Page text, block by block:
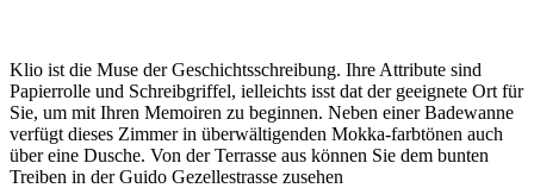
Klio ist die Muse der Geschichtsschreibung. Ihre Attribute sind
Papierrolle und Schreibgriffel, ielleichts isst dat der geeignete Ort für
Sie, um mit Ihren Memoiren zu beginnen. Neben einer Badewanne
verfügt dieses Zimmer in überwältigenden Mokka-farbtönen auch
über eine Dusche. Von der Terrasse aus können Sie dem bunten
Treiben in der Guido Gezellestrasse zusehen